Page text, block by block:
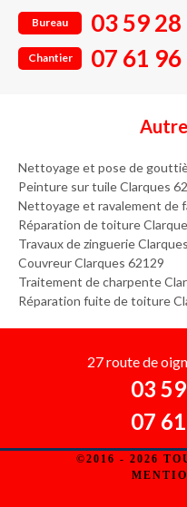
Bureau 03 59
Chantier 07 61
Nettoyage et pose de
Peinture sur tuile Clarques
Nettoyage et ravalement de
Réparation de toiture
Travaux de zinguerie
Couvreur Clarques 62129
Traitement de charpente
Réparation fuite de toiture
27 route de
03
07
©2016 - 2026